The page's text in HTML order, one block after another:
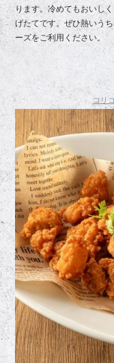
ります。冷めてもおいし
げたてです。ぜひ熱いう
ーズをご利用ください。
コリ